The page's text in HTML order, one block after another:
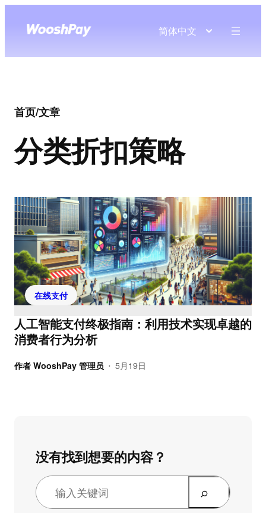
简体中文
首页/文章
分类折扣策略
在线支付
人工智能支付终极指南：利用技术实现卓越的
消费者行为分析
作者 WooshPay 管理员 • 5月19日
没有找到想要的内容？